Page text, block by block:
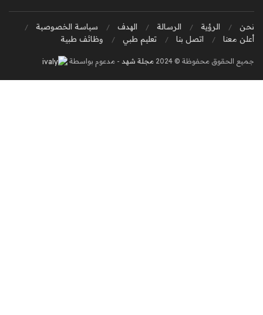
نحن الرؤية الرسالة الهدف
سياسة الخصوصية
أعلن معنا
اتصل بنا تعليم طبي وظائف طبية
جميع الحقوق محفوظة © 2024 مجلة شهد - مدعوم بواسطة